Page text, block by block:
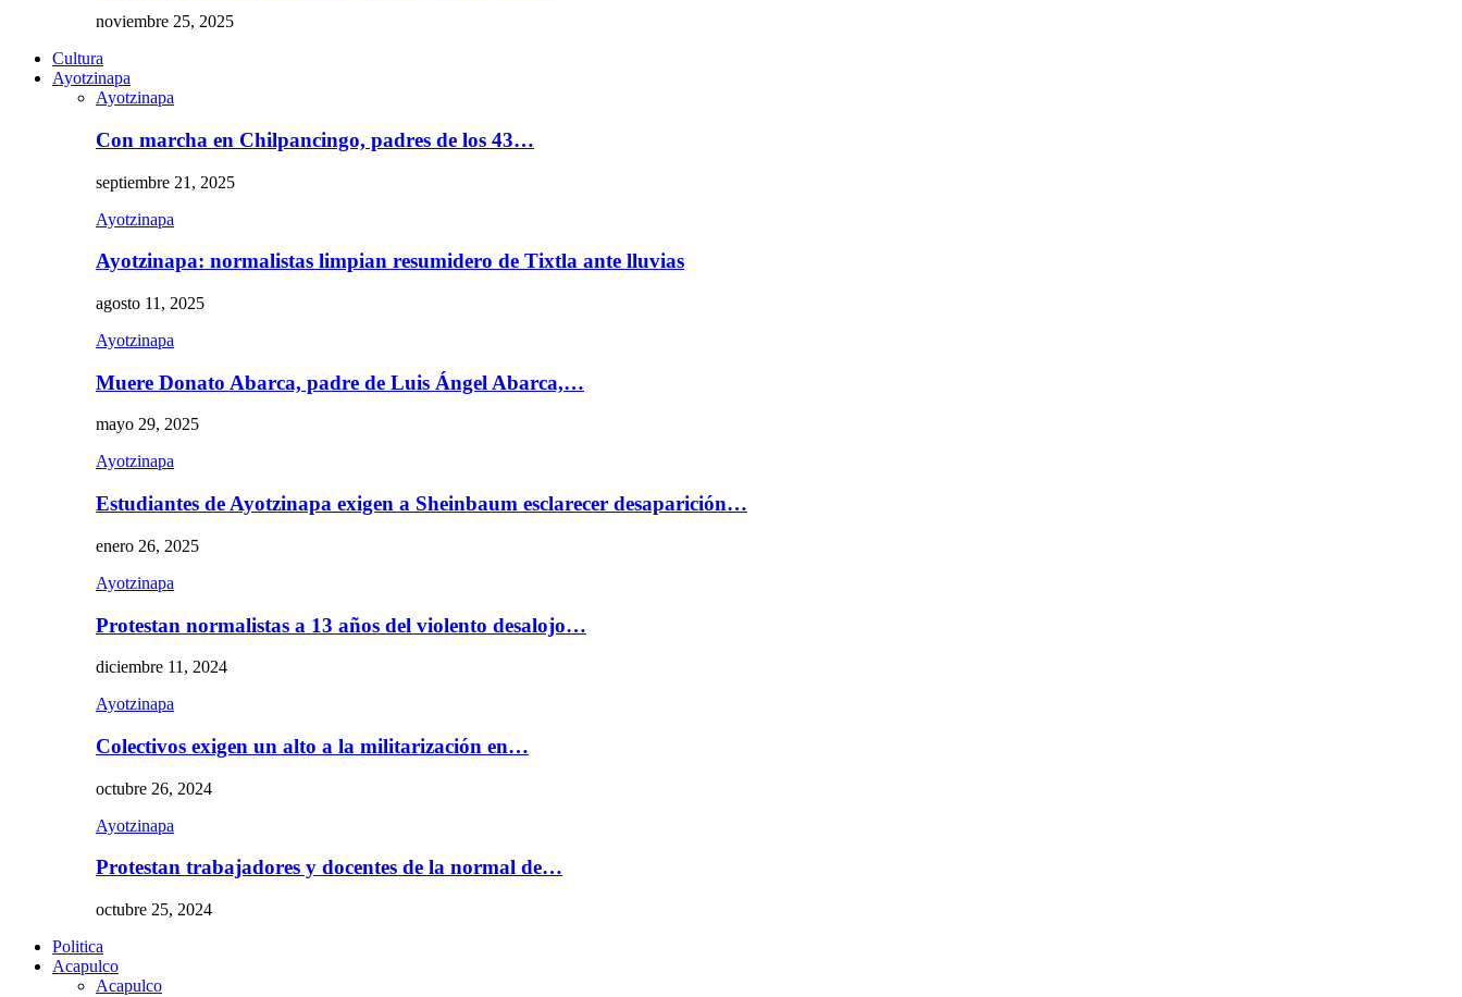
noviembre 25, 2025
Cultura
Ayotzinapa
Ayotzinapa
Con marcha en Chilpancingo, padres de los 43…
septiembre 21, 2025
Ayotzinapa
Ayotzinapa: normalistas limpian resumidero de Tixtla ante lluvias
agosto 11, 2025
Ayotzinapa
Muere Donato Abarca, padre de Luis Ángel Abarca,…
mayo 29, 2025
Ayotzinapa
Estudiantes de Ayotzinapa exigen a Sheinbaum esclarecer desaparición…
enero 26, 2025
Ayotzinapa
Protestan normalistas a 13 años del violento desalojo…
diciembre 11, 2024
Ayotzinapa
Colectivos exigen un alto a la militarización en…
octubre 26, 2024
Ayotzinapa
Protestan trabajadores y docentes de la normal de…
octubre 25, 2024
Politica
Acapulco
Acapulco